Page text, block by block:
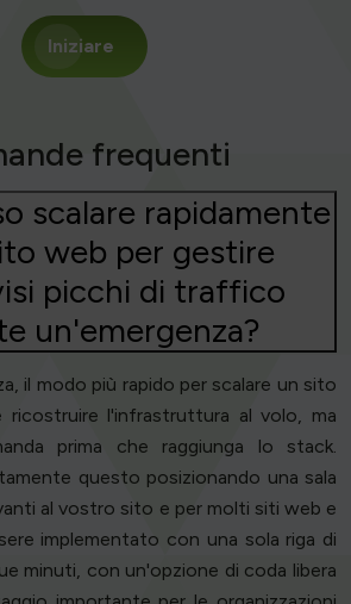
Iniziare
frequenti
scalare rapidamente
web per gestire
picchi di traffico
un'emergenza?
il modo più rapido per scalare un sito
l'infrastruttura al volo, ma
prima che raggiunga lo stack.
questo posizionando una sala
al vostro sito e per molti siti web e
implementato con una sola riga di
minuti, con un'opzione di coda libera